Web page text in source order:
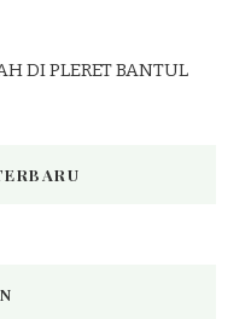
DI PLERET BANTUL